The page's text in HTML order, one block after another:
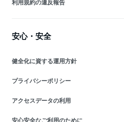
利用規約の違反報告
安心・安全
健全化に資する運用方針
プライバシーポリシー
アクセスデータの利用
安心安全なご利用のために